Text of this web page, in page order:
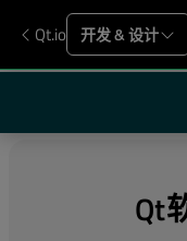
Qt.io 开发 & 设计
Qt